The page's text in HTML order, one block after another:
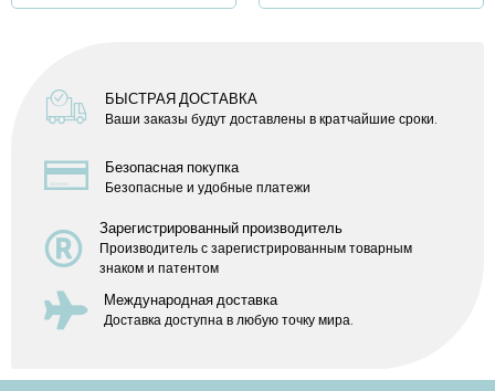
БЫСТРАЯ ДОСТАВКА
Ваши заказы будут доставлены в кратчайшие сроки.
Безопасная покупка
Безопасные и удобные платежи
Зарегистрированный производитель
Производитель с зарегистрированным товарным
знаком и патентом
Международная доставка
Доставка доступна в любую точку мира.